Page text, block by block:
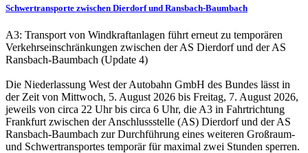
Schwertransporte zwischen Dierdorf und Ransbach-Baumbach
A3: Transport von Windkraftanlagen führt erneut zu temporären
Verkehrseinschränkungen zwischen der AS Dierdorf und der AS
Ransbach-Baumbach (Update 4)
Die Niederlassung West der Autobahn GmbH des Bundes lässt in
der Zeit von Mittwoch, 5. August 2026 bis Freitag, 7. August 2026,
jeweils von circa 22 Uhr bis circa 6 Uhr, die A3 in Fahrtrichtung
Frankfurt zwischen der Anschlussstelle (AS) Dierdorf und der AS
Ransbach-Baumbach zur Durchführung eines weiteren Großraum-
und Schwertransportes temporär für maximal zwei Stunden sperren.